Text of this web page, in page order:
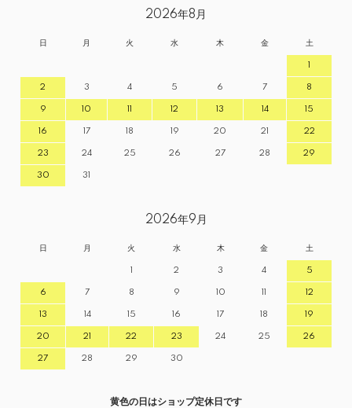
2026年8月
日 月 火 水 木 金 土
1
2 3 4 5 6 7 8
9 10 11 12 13 14 15
16 17 18 19 20 21 22
23 24 25 26 27 28 29
30 31
2026年9月
日 月 火 水 木 金 土
1 2 3 4 5
6 7 8 9 10 11 12
13 14 15 16 17 18 19
20 21 22 23 24 25 26
27 28 29 30
黄色の日はショップ定休日です